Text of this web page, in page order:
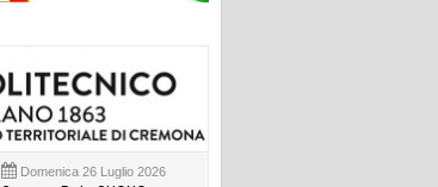
Domenica 26 Luglio 2026